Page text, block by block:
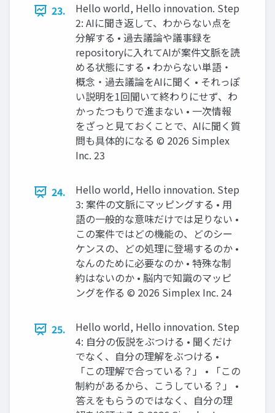
23.
Hello world, Hello innovation. Step
2: AIに聞き返して、わからない点を
分解する • 過去議論や議事録を
repositoryに入れてAIが案件文脈を読
める状態にする • わからない単語・
概念・過去議論をAIに聞く • それっぽ
い説明を1回聞いて終わりにせず、わ
かったつもりで進まない • 一次情報
をざっと見ておくことで、AIに聞く質
問も具体的になる ©️ 2026 Simplex
Inc. 23
24.
Hello world, Hello innovation. Step
3: 案件の文脈にマッピングする • 用
語の一般的な意味だけでは足りない •
この案件ではどの機能の、どのシー
ケンスの、どの処理に登場するのか •
なんのために必要なのか • 特殊な制
約はないのか • 脳内で知識のマッピ
ングを作る ©️ 2026 Simplex Inc. 24
25.
Hello world, Hello innovation. Step
4: 自分の仮説をぶつける • 聞くだけ
でなく、自分の理解をぶつける •
「この理解で合っている？」 • 「この
制約があるから、こうしている？」 •
答えをもらうのではなく、自分の理